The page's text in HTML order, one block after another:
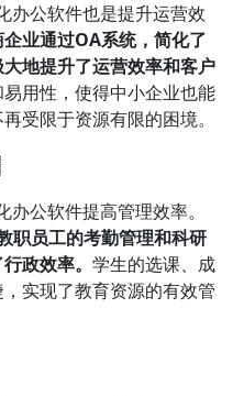
办公软件也是提升运营效
业通过OA系统，简化了
地提升了运营效率和客户
用性，使得中小企业也能
受限于资源有限的困境。
公软件提高管理效率。
职员工的考勤管理和科研
政效率。学生的选课、成
实现了教育资源的有效管